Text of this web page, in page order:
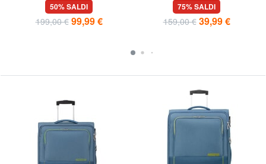
50% SALDI
199,00 € 99,99 €
75% SALDI
159,00 € 39,99 €